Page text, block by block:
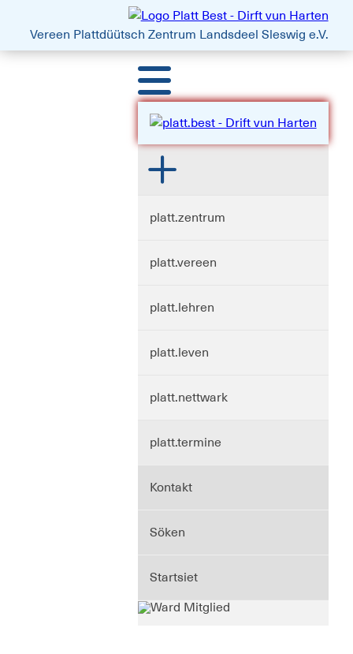
platt.best - Drift vun Harten
Vereen Plattdüütsch Zentrum Landsdeel Sleswig e.V.
platt.zentrum
platt.vereen
platt.lehren
platt.leven
platt.nettwark
platt.termine
Kontakt
Söken
Startsiet